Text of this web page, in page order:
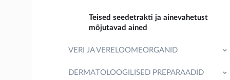
Teised seedetrakti ja ainevahetust
mõjutavad ained
VERI JA VERELOOMEORGANID
DERMATOLOOGILISED PREPARAADID